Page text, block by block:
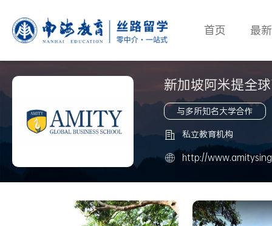
首页 最
新加坡阿米提全
与多所知名大学合作
 私立教育机构
 http://